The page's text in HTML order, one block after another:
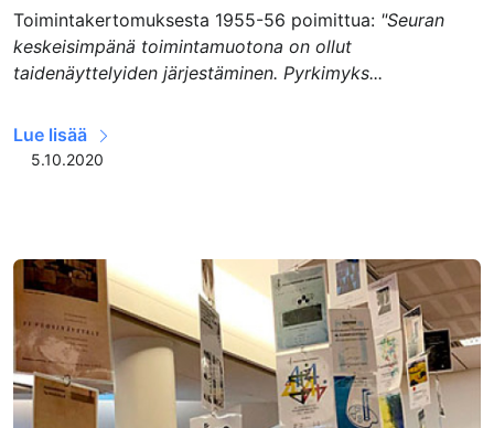
Toimintakertomuksesta 1955-56 poimittua: "Seuran
keskeisimpänä toimintamuotona on ollut
taidenäyttelyiden järjestäminen. Pyrkimyks...
Lue lisää
5.10.2020